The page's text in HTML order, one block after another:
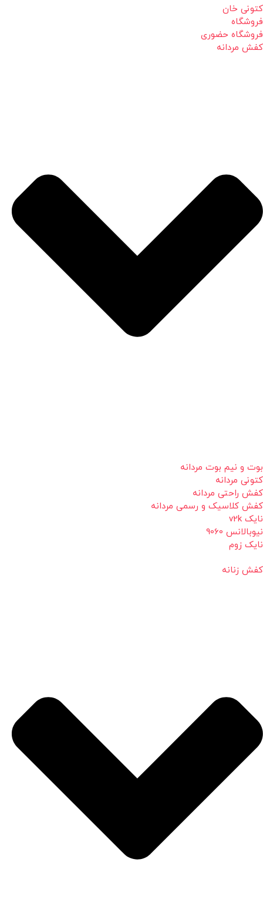
کتونی خان
فروشگاه
فروشگاه حضوری
کفش مردانه
بوت و نیم بوت مردانه
کتونی مردانه
کفش راحتی مردانه
کفش کلاسیک و رسمی مردانه
نایک v2k
نیوبالانس 9060
نایک زوم
کفش زنانه